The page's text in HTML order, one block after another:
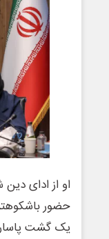
او از ادای
حضور
یک گشت